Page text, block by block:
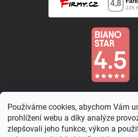
Používáme cookies, abychom Vám
prohlížení webu a díky analýze
zlepšovali jeho funkce, výkon a